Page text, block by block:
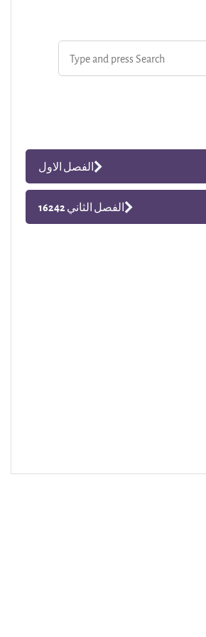
الفصل الاول
الفصل الثاني 16242